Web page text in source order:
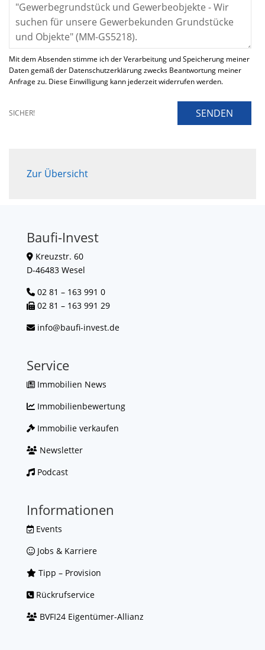
Mit dem Absenden stimme ich der Verarbeitung und Speicherung meiner
Daten gemäß der Datenschutzerklärung zwecks Beantwortung meiner
Anfrage zu. Diese Einwilligung kann jederzeit widerrufen werden.
SICHER! SENDEN
Zur Übersicht
Baufi-Invest
Kreuzstr. 60
D-46483 Wesel
02 81 – 163 991 0
02 81 – 163 991 29
info@baufi-invest.de
Service
Immobilien News
Immobilienbewertung
Immobilie verkaufen
Newsletter
Podcast
Informationen
Events
Jobs & Karriere
Tipp – Provision
Rückrufservice
BVFI24 Eigentümer-Allianz